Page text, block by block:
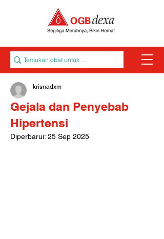
Gejala dan Penyebab
Hipertensi
krisnadxm
Diperbarui: 25 Sep 2025